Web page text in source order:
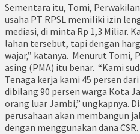
Sementara itu, Tomi,
usaha PT RPSL memiliki izin
mediasi, di minta Rp 1,3 Miliar.
lahan tersebut, tapi dengan
wajar,” katanya. Menurut Tomi,
asing (PMA) itu benar. “Kami
Tenaga kerja kami 45 persen
dibilang 90 persen warga Kota
orang luar Jambi,” ungkapnya.
perusahaan akan membangun
dengan menggunakan dana CSR.